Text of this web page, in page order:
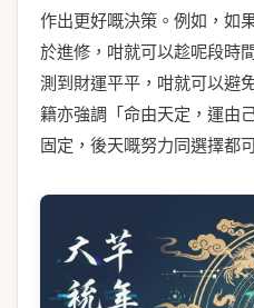
作出更好嘅決策。例如，如
於進修，咁就可以趁呢段時
測到財運平平，咁就可以避
籍亦強調「命由天定，運由
固定，後天嘅努力同選擇都